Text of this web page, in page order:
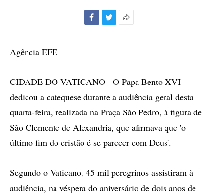
Agência EFE
CIDADE DO VATICANO - O Papa Bento XVI
dedicou a catequese durante a audiência geral desta
quarta-feira, realizada na Praça São Pedro, à figura de
São Clemente de Alexandria, que afirmava que 'o
último fim do cristão é se parecer com Deus'.
Segundo o Vaticano, 45 mil peregrinos assistiram à
audiência, na véspera do aniversário de dois anos de